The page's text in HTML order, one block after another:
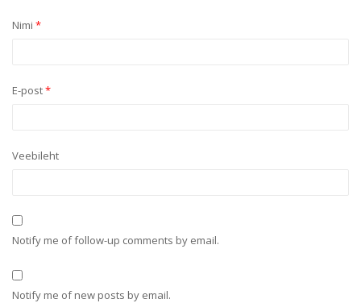
Nimi *
E-post*
Veebileht
Notify me of follow-up comments by email.
Notify me of new posts by email.